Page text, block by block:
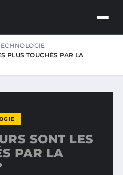
PLUS TOUCHÉS PAR LA
SONT LES
PAR LA